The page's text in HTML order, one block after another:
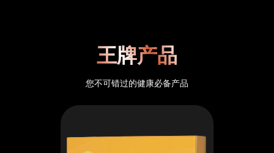
王牌产品
您不可错过的健康必备产品